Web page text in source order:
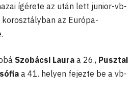
ígérete az után lett junior-vb-
korosztályban az Európa-
Szobácsi Laura a 26., Pusztai
a 41. helyen fejezte be a vb-